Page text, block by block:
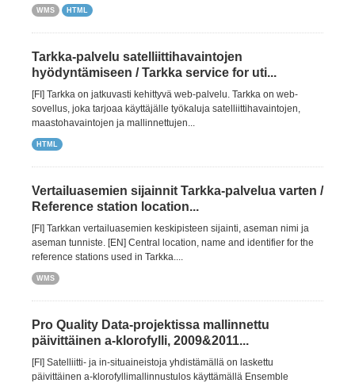
WMS HTML
Tarkka-palvelu satelliittihavaintojen
hyödyntämiseen / Tarkka service for uti...
[FI] Tarkka on jatkuvasti kehittyvä web-palvelu. Tarkka on web-
sovellus, joka tarjoaa käyttäjälle työkaluja satelliittihavaintojen,
maastohavaintojen ja mallinnettujen...
HTML
Vertailuasemien sijainnit Tarkka-palvelua varten /
Reference station location...
[FI] Tarkkan vertailuasemien keskipisteen sijainti, aseman nimi ja
aseman tunniste. [EN] Central location, name and identifier for the
reference stations used in Tarkka....
WMS
Pro Quality Data-projektissa mallinnettu
päivittäinen a-klorofylli, 2009&2011...
[FI] Satelliitti- ja in-situaineistoja yhdistämällä on laskettu
päivittäinen a-klorofyllimallinnustulos käyttämällä Ensemble